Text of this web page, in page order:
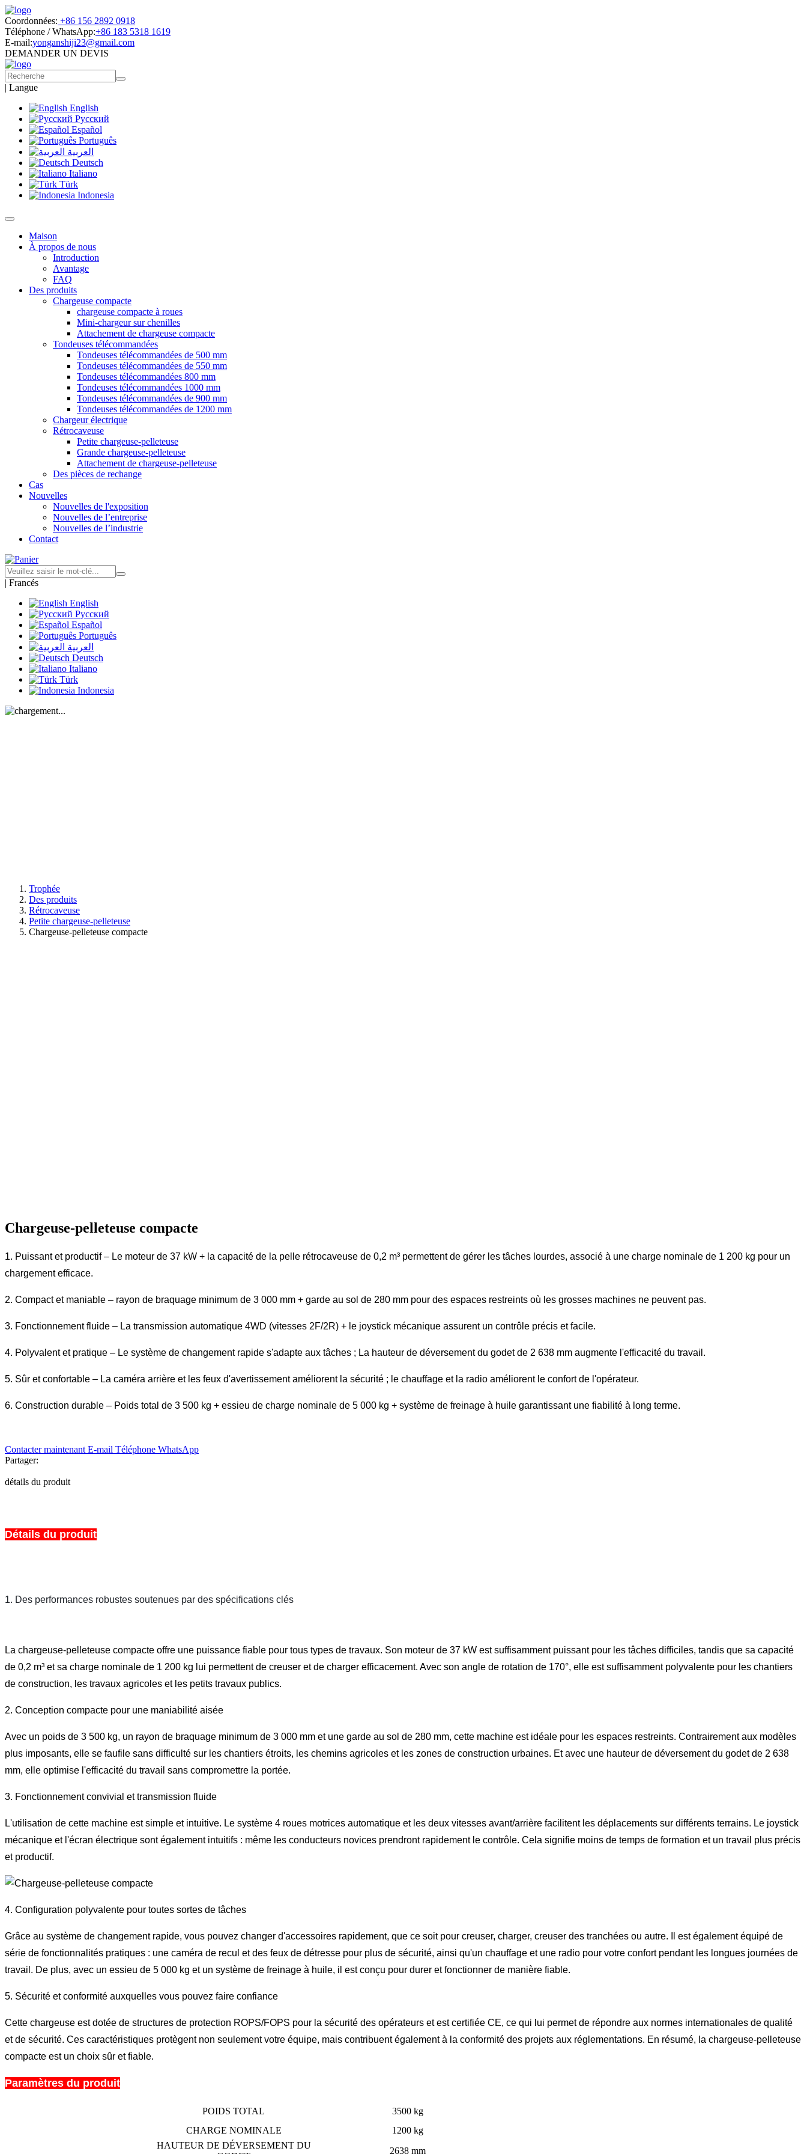
Coordonnées: +86 156 2892 0918
Téléphone / WhatsApp:+86 183 5318 1619
E-mail:yonganshiji23@gmail.com
DEMANDER UN DEVIS
| Langue
English
Русский
Español
Português
العربية
Deutsch
Italiano
Türk
Indonesia
Maison
À propos de nous
Introduction
Avantage
FAQ
Des produits
Chargeuse compacte
chargeuse compacte à roues
Mini-chargeur sur chenilles
Attachement de chargeuse compacte
Tondeuses télécommandées
Tondeuses télécommandées de 500 mm
Tondeuses télécommandées de 550 mm
Tondeuses télécommandées 800 mm
Tondeuses télécommandées 1000 mm
Tondeuses télécommandées de 900 mm
Tondeuses télécommandées de 1200 mm
Chargeur électrique
Rétrocaveuse
Petite chargeuse-pelleteuse
Grande chargeuse-pelleteuse
Attachement de chargeuse-pelleteuse
Des pièces de rechange
Cas
Nouvelles
Nouvelles de l'exposition
Nouvelles de l’entreprise
Nouvelles de l’industrie
Contact
| Francés
English
Русский
Español
Português
العربية
Deutsch
Italiano
Türk
Indonesia
Trophée
Des produits
Rétrocaveuse
Petite chargeuse-pelleteuse
Chargeuse-pelleteuse compacte
Chargeuse-pelleteuse compacte
1. Puissant et productif – Le moteur de 37 kW + la capacité de la pelle rétrocaveuse de 0,2 m³ permettent de gérer les tâches lourdes, associé à une charge nominale de 1 200 kg pour un
chargement efficace.
2. Compact et maniable – rayon de braquage minimum de 3 000 mm + garde au sol de 280 mm pour des espaces restreints où les grosses machines ne peuvent pas.
3. Fonctionnement fluide – La transmission automatique 4WD (vitesses 2F/2R) + le joystick mécanique assurent un contrôle précis et facile.
4. Polyvalent et pratique – Le système de changement rapide s'adapte aux tâches ; La hauteur de déversement du godet de 2 638 mm augmente l'efficacité du travail.
5. Sûr et confortable – La caméra arrière et les feux d'avertissement améliorent la sécurité ; le chauffage et la radio améliorent le confort de l'opérateur.
6. Construction durable – Poids total de 3 500 kg + essieu de charge nominale de 5 000 kg + système de freinage à huile garantissant une fiabilité à long terme.
Contacter maintenant E-mail Téléphone WhatsApp
Partager:
détails du produit
Détails du produit
1. Des performances robustes soutenues par des spécifications clés
La chargeuse-pelleteuse compacte offre une puissance fiable pour tous types de travaux. Son moteur de 37 kW est suffisamment puissant pour les tâches difficiles, tandis que sa capacité
de 0,2 m³ et sa charge nominale de 1 200 kg lui permettent de creuser et de charger efficacement. Avec son angle de rotation de 170°, elle est suffisamment polyvalente pour les chantiers
de construction, les travaux agricoles et les petits travaux publics.
2. Conception compacte pour une maniabilité aisée
Avec un poids de 3 500 kg, un rayon de braquage minimum de 3 000 mm et une garde au sol de 280 mm, cette machine est idéale pour les espaces restreints. Contrairement aux modèles
plus imposants, elle se faufile sans difficulté sur les chantiers étroits, les chemins agricoles et les zones de construction urbaines. Et avec une hauteur de déversement du godet de 2 638
mm, elle optimise l'efficacité du travail sans compromettre la portée.
3. Fonctionnement convivial et transmission fluide
L'utilisation de cette machine est simple et intuitive. Le système 4 roues motrices automatique et les deux vitesses avant/arrière facilitent les déplacements sur différents terrains. Le joystick
mécanique et l'écran électrique sont également intuitifs : même les conducteurs novices prendront rapidement le contrôle. Cela signifie moins de temps de formation et un travail plus précis
et productif.
4. Configuration polyvalente pour toutes sortes de tâches
Grâce au système de changement rapide, vous pouvez changer d'accessoires rapidement, que ce soit pour creuser, charger, creuser des tranchées ou autre. Il est également équipé de
série de fonctionnalités pratiques : une caméra de recul et des feux de détresse pour plus de sécurité, ainsi qu'un chauffage et une radio pour votre confort pendant les longues journées de
travail. De plus, avec un essieu de 5 000 kg et un système de freinage à huile, il est conçu pour durer et fonctionner de manière fiable.
5. Sécurité et conformité auxquelles vous pouvez faire confiance
Cette chargeuse est dotée de structures de protection ROPS/FOPS pour la sécurité des opérateurs et est certifiée CE, ce qui lui permet de répondre aux normes internationales de qualité
et de sécurité. Ces caractéristiques protègent non seulement votre équipe, mais contribuent également à la conformité des projets aux réglementations. En résumé, la chargeuse-pelleteuse
compacte est un choix sûr et fiable.
Paramètres du produit
POIDS TOTAL
3500 kg
CHARGE NOMINALE
1200 kg
HAUTEUR DE DÉVERSEMENT DU
2638 mm